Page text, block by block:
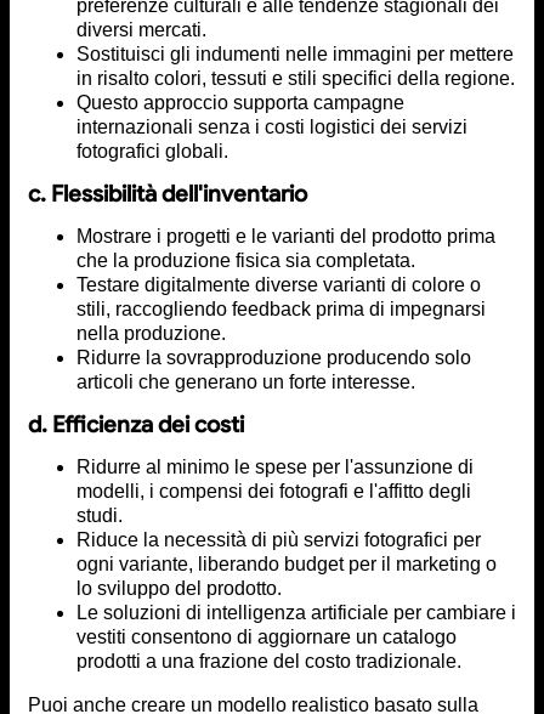
preferenze culturali e alle tendenze stagionali dei
diversi mercati.
Sostituisci gli indumenti nelle immagini per mettere
in risalto colori, tessuti e stili specifici della regione.
Questo approccio supporta campagne
internazionali senza i costi logistici dei servizi
fotografici globali.
c. Flessibilità dell'inventario
Mostrare i progetti e le varianti del prodotto prima
che la produzione fisica sia completata.
Testare digitalmente diverse varianti di colore o
stili, raccogliendo feedback prima di impegnarsi
nella produzione.
Ridurre la sovrapproduzione producendo solo
articoli che generano un forte interesse.
d. Efficienza dei costi
Ridurre al minimo le spese per l'assunzione di
modelli, i compensi dei fotografi e l'affitto degli
studi.
Riduce la necessità di più servizi fotografici per
ogni variante, liberando budget per il marketing o
lo sviluppo del prodotto.
Le soluzioni di intelligenza artificiale per cambiare i
vestiti consentono di aggiornare un catalogo
prodotti a una frazione del costo tradizionale.
Puoi anche creare un modello realistico basato sulla